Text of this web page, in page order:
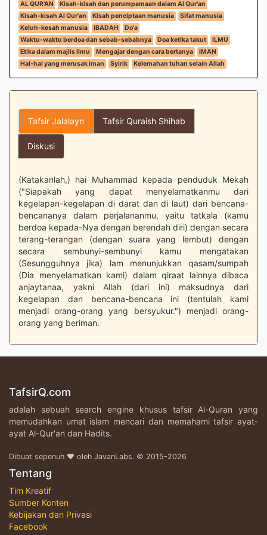
AL QUR'AN
Kisah-kisah dan perumpamaan dalam Al Qur'an
Kisah-kisah Al Qur'an
Kisah penciptaan manusia
Sifat manusia
Keluh-kesah manusia
IBADAH
Do'a
Waktu-waktu berdoa dan sebab-sebabnya
Doa ketika takut
ILMU
Etika dalam majlis ilmu
Mengajar dengan cara bertanya
IMAN
Hal-hal yang merusak iman
Syirik Kelemahan tuhan selain Allah
Tafsir Jalalayn Tafsir Quraish Shihab
Diskusi
(Katakanlah,) hai Muhammad kepada penduduk Mekah
("Siapakah yang dapat menyelamatkanmu dari
kegelapan-kegelapan di darat dan di laut) dari bencana-
bencananya dalam perjalananmu, yaitu tatkala (kamu
berdoa kepada-Nya dengan berendah diri) dengan secara
terang-terangan (dengan suara yang lembut) dengan
secara sembunyi-sembunyi kamu mengatakan
(Sesungguhnya jika) lam menunjukkan qasam/sumpah
(Dia menyelamatkan kami) dalam qiraat lainnya dibaca
anjaytanaa, yakni Allah (dari ini) maksudnya dari
kegelapan dan bencana-bencana ini (tentulah kami
menjadi orang-orang yang bersyukur.") menjadi orang-
orang yang beriman.
TafsirQ.com
adalah sebuah search engine khusus tafsir Al-Quran yang
memudahkan umat islam mencari dan memahami tafsir ayat-
ayat Al-Qur'an dan Hadits.
Dibuat sepenuh ♥ oleh JavanLabs. © 2015-2026
Tentang
Tim Kreatif
Sumber Konten
Kebijakan dan Privasi
Facebook